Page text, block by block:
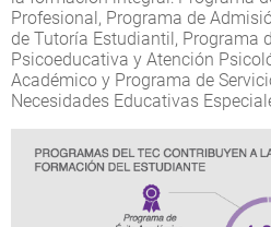
Profesional, Programa de
de Tutoría Estudiantil, Programa
Psicoeducativa y Atención
Académico y Programa de
Necesidades Educativas